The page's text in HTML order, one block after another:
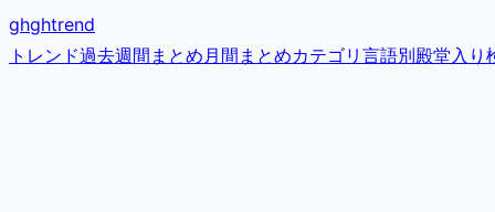
ghghtrend
トレンド過去週間まとめ月間まとめカテゴリ 言語別殿堂入り